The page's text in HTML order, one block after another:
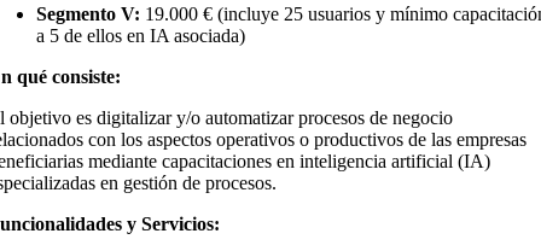
Segmento V: 19.000 € (incluye 25 usuarios y mínimo
a 5 de ellos en IA asociada)
qué consiste:
objetivo es digitalizar y/o automatizar procesos de negocio
con los aspectos operativos o productivos de las empresas
mediante capacitaciones en inteligencia artificial (IA)
en gestión de procesos.
y Servicios: